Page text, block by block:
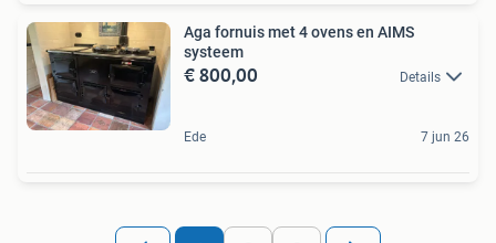
Aga fornuis met 4 ovens en AIMS
systeem
€ 800,00 Details
Ede 7 jun 26